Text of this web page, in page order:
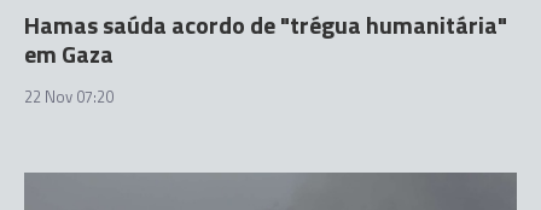
Hamas saúda acordo de "trégua humanitária"
em Gaza
22 Nov 07:20